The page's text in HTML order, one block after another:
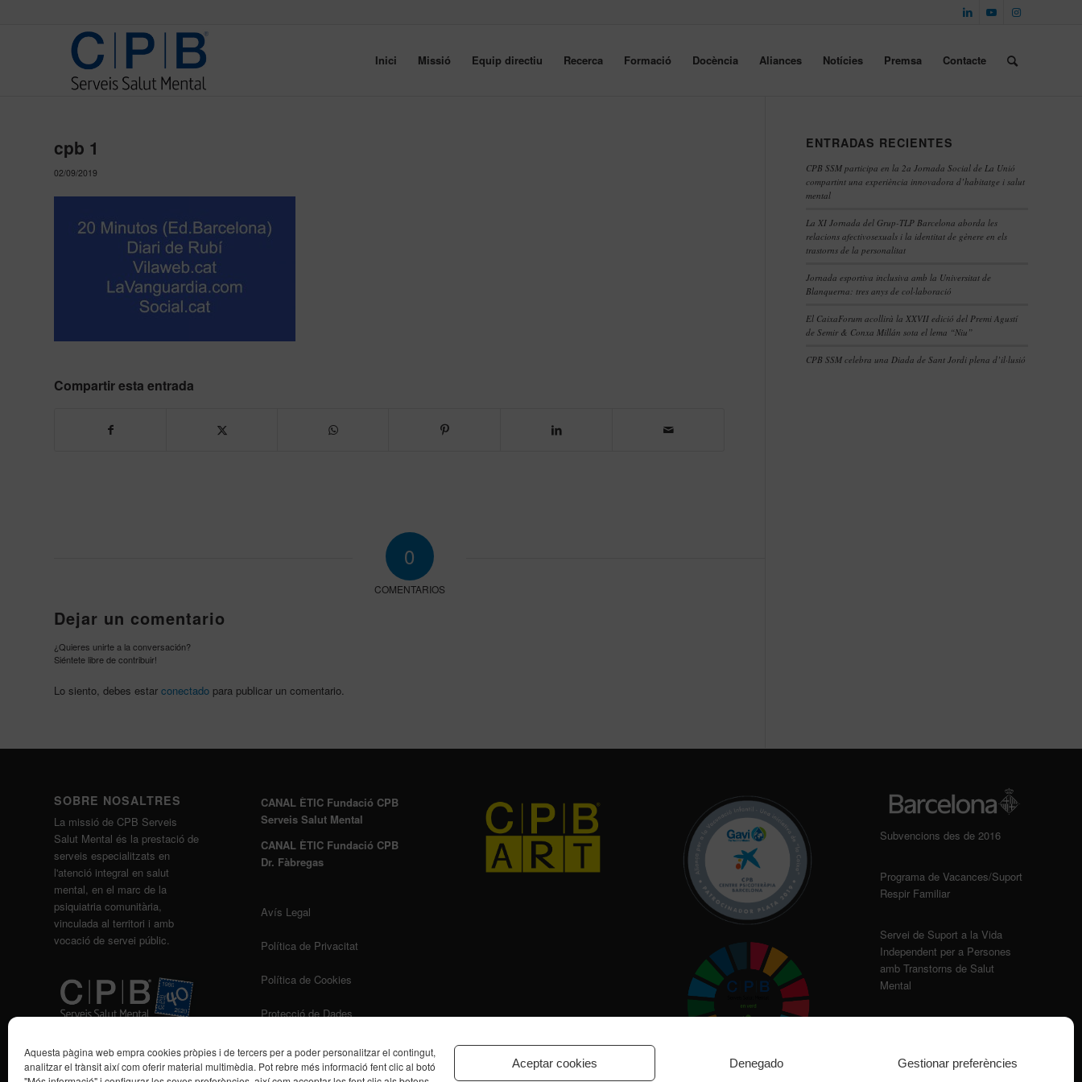
Aquesta pàgina web empra cookies pròpies i de tercers per a poder personalitzar el contingut,
analitzar el trànsit així com oferir material multimèdia. Pot rebre més informació fent clic al botó
Aceptar cookies Denegado Gestionar preferències
Inici Missió Equip directiu Recerca Formació Docència Aliances Notícies Premsa Contacte
cpb 1
02/09/2019
Compartir esta entrada
0
COMENTARIOS
Dejar un comentario
¿Quieres unirte a la conversación?
Siéntete libre de contribuir!
Lo siento, debes estar conectado para publicar un comentario.
ENTRADAS RECIENTES
CPB SSM participa en la 2a Jornada Social de La Unió
compartint una experiència innovadora d’habitatge i salut
mental
La XI Jornada del Grup-TLP Barcelona aborda les
relacions afectivosexuals i la identitat de gènere en els
trastorns de la personalitat
Jornada esportiva inclusiva amb la Universitat de
Blanquerna: tres anys de col·laboració
El CaixaForum acollirà la XXVII edició del Premi Agustí
de Semir & Conxa Millán sota el lema “Niu”
CPB SSM celebra una Diada de Sant Jordi plena d’il·lusió
SOBRE NOSALTRES
La missió de CPB Serveis
Salut Mental és la prestació de
serveis especialitzats en
l'atenció integral en salut
mental, en el marc de la
psiquiatria comunitària,
vinculada al territori i amb
vocació de servei públic.
CANAL ÈTIC Fundació CPB
Serveis Salut Mental
CANAL ÈTIC Fundació CPB
Dr. Fàbregas
Avís Legal
Política de Privacitat
Política de Cookies
Protecció de Dades
Subvencions des de 2016
Programa de Vacances/Suport
Respir Familiar
Servei de Suport a la Vida
Independent per a Persones
amb Transtorns de Salut
Mental